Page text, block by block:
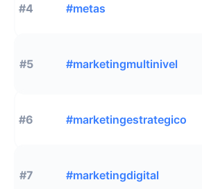
#4 #metas
#5 #marketingmultinivel
#6 #marketingestrategico
#7 #marketingdigital